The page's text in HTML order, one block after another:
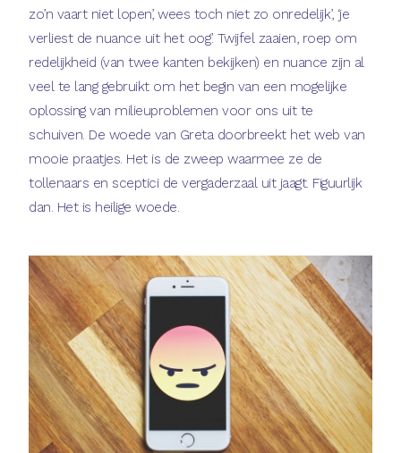
zo’n vaart niet lopen’, wees toch niet zo onredelijk’, ‘je
verliest de nuance uit het oog’. Twijfel zaaien, roep om
redelijkheid (van twee kanten bekijken) en nuance zijn al
veel te lang gebruikt om het begin van een mogelijke
oplossing van milieuproblemen voor ons uit te
schuiven. De woede van Greta doorbreekt het web van
mooie praatjes. Het is de zweep waarmee ze de
tollenaars en sceptici de vergaderzaal uit jaagt. Figuurlijk
dan. Het is heilige woede.